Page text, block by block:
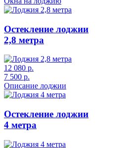
Остекление лоджии
2,8 метра
12 080 р.
7 500 р.
Описание лоджии
Остекление лоджии
4 метра